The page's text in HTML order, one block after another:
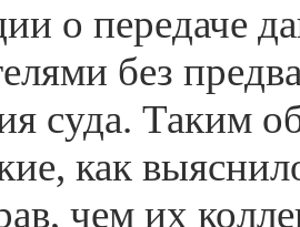
о передаче
без
суда. Таким
как
чем их